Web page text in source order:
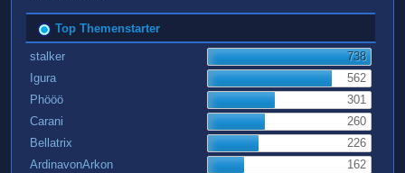
Top Themenstarter
stalker
738
Igura
562
Phööö
301
Carani
260
Bellatrix
226
ArdinavonArkon
162